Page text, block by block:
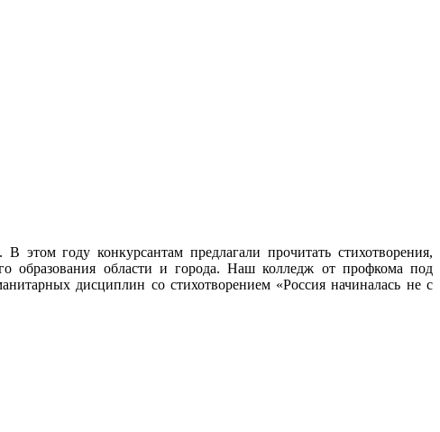
году конкурсантам предлагали прочитать стихотворения,
образования области и города. Наш колледж от профкома под
дисциплин со стихотворением «Россия начиналась не с